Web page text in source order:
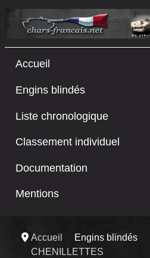
Accueil
Engins blindés
Liste chronologique
Classement individuel
Documentation
Mentions
Accueil Engins blindés
CHENILLETTES